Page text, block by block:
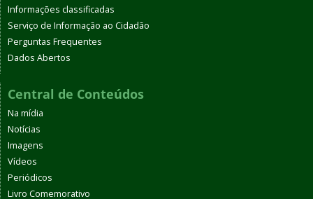
Informações classificadas
Serviço de Informação ao Cidadão
Perguntas Frequentes
Dados Abertos
Central de Conteúdos
Na mídia
Notícias
Imagens
Vídeos
Periódicos
Livro Comemorativo